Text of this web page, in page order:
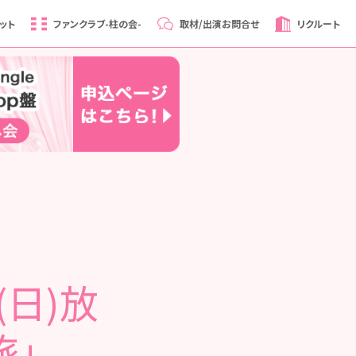
ト ファンクラブ-柱の会- 取材/出演お問合せ リクルート
日)放